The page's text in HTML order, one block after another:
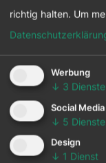
zugänglich und
Alpenzoo
Zum Abschluss
durch Magnus
richtig halten. Um
Werbung
↓ 3 Dienste
Social Media
↓ 5 Dienste
Design
↓ 1 Dienst